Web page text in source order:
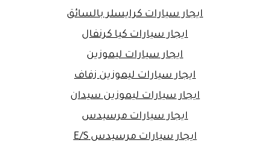
ايجار سيارات كرايسلر بالسائق
ايجار سيارات كيا كرنفال
ايجار سيارات ليموزين
ايجار سيارات ليموزين زفاف
ايجار سيارات ليموزين سيدان
ايجار سيارات مرسيدس
ايجار سيارات مرسيدس E/S